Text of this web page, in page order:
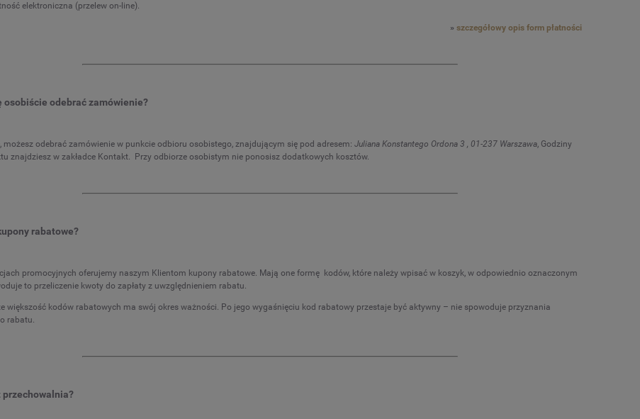
elektroniczna (przelew on-line).
» szczegółowy opis form płatności
osobiście odebrać zamówienie?
możesz odebrać zamówienie w punkcie odbioru osobistego, znajdującym się pod adresem: Juliana Konstantego Ordona 3 , 01-237 Warszawa, Godziny
znajdziesz w zakładce Kontakt.
Przy odbiorze osobistym nie ponosisz dodatkowych kosztów.
rabatowe?
promocyjnych oferujemy naszym Klientom kupony rabatowe. Mają one formę kodów, które należy wpisać w koszyk, w odpowiednio oznaczonym
to przeliczenie kwoty do zapłaty z uwzględnieniem rabatu.
większość kodów rabatowych ma swój okres ważności. Po jego wygaśnięciu kod rabatowy przestaje być aktywny – nie spowoduje przyznania
rabatu.
przechowalnia?